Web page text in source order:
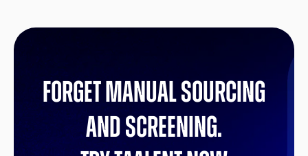
Forget manual sourcing
and screening.